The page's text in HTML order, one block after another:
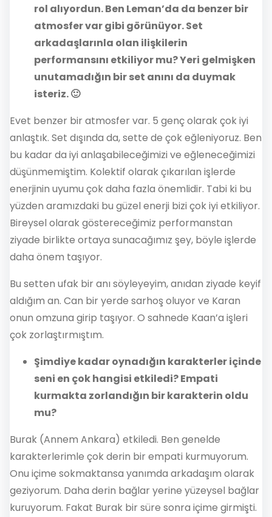
rol alıyordun. Ben Leman’da da benzer bir
atmosfer var gibi görünüyor. Set
arkadaşlarınla olan ilişkilerin
performansını etkiliyor mu? Yeri gelmişken
unutamadığın bir set anını da duymak
isteriz. 🙂
Evet benzer bir atmosfer var. 5 genç olarak çok iyi
anlaştık. Set dışında da, sette de çok eğleniyoruz. Ben
bu kadar da iyi anlaşabileceğimizi ve eğleneceğimizi
düşünmemiştim. Kolektif olarak çıkarılan işlerde
enerjinin uyumu çok daha fazla önemlidir. Tabi ki bu
yüzden aramızdaki bu güzel enerji bizi çok iyi etkiliyor.
Bireysel olarak göstereceğimiz performanstan
ziyade birlikte ortaya sunacağımız şey, böyle işlerde
daha önem taşıyor.
Bu setten ufak bir anı söyleyeyim, anıdan ziyade keyif
aldığım an. Can bir yerde sarhoş oluyor ve Karan
onun omzuna girip taşıyor. O sahnede Kaan’a işleri
çok zorlaştırmıştım.
Şimdiye kadar oynadığın karakterler içinde
seni en çok hangisi etkiledi? Empati
kurmakta zorlandığın bir karakterin oldu
mu?
Burak (Annem Ankara) etkiledi. Ben genelde
karakterlerimle çok derin bir empati kurmuyorum.
Onu içime sokmaktansa yanımda arkadaşım olarak
geziyorum. Daha derin bağlar yerine yüzeysel bağlar
kuruyorum. Fakat Burak bir süre sonra içime girmişti.